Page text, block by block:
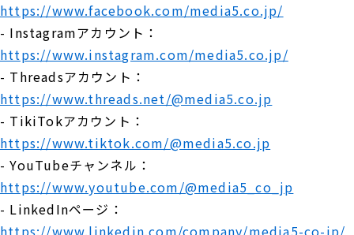
https://www.facebook.com/media5.co.jp/
- Instagramアカウント：
https://www.instagram.com/media5.co.jp/
- Threadsアカウント：
https://www.threads.net/@media5.co.jp
- TikiTokアカウント：
https://www.tiktok.com/@media5.co.jp
- YouTubeチャンネル：
https://www.youtube.com/@media5_co_jp
- LinkedInページ：